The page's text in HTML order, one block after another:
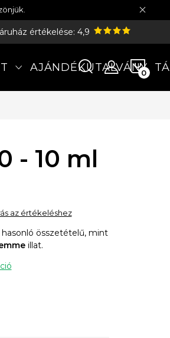
értékelése: 4,9
AJÁNDÉKUTALVÁNY
- 10 ml
az értékeléshez
hasonló összetételű, mint
illat.